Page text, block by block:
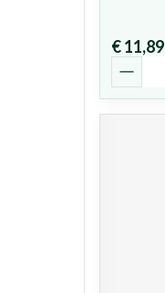
€ 11,89